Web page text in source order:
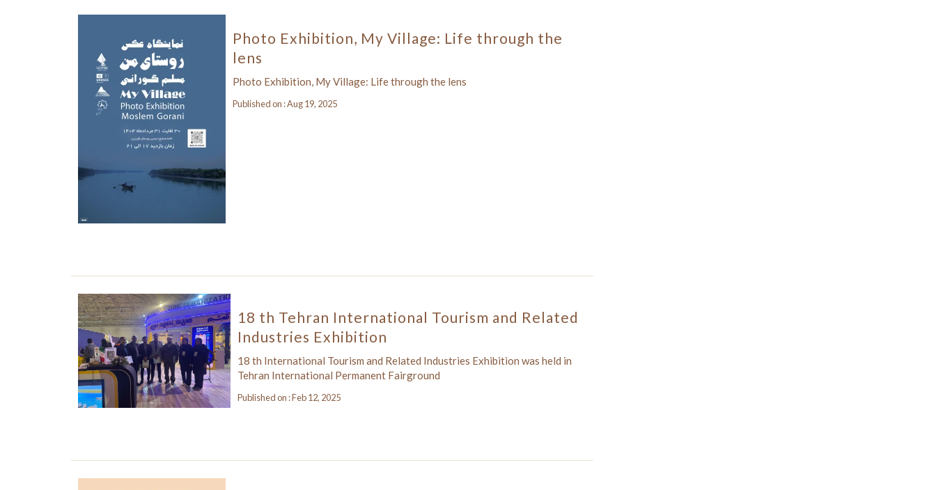
Photo Exhibition, My Village: Life through the
lens
Photo Exhibition, My Village: Life through the lens
Published on : Aug 19, 2025
18 th Tehran International Tourism and Related
Industries Exhibition
18 th International Tourism and Related Industries Exhibition was held in
Tehran International Permanent Fairground
Published on : Feb 12, 2025